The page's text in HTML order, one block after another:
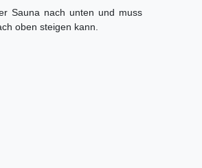
Sauna nach unten und muss
oben steigen kann.